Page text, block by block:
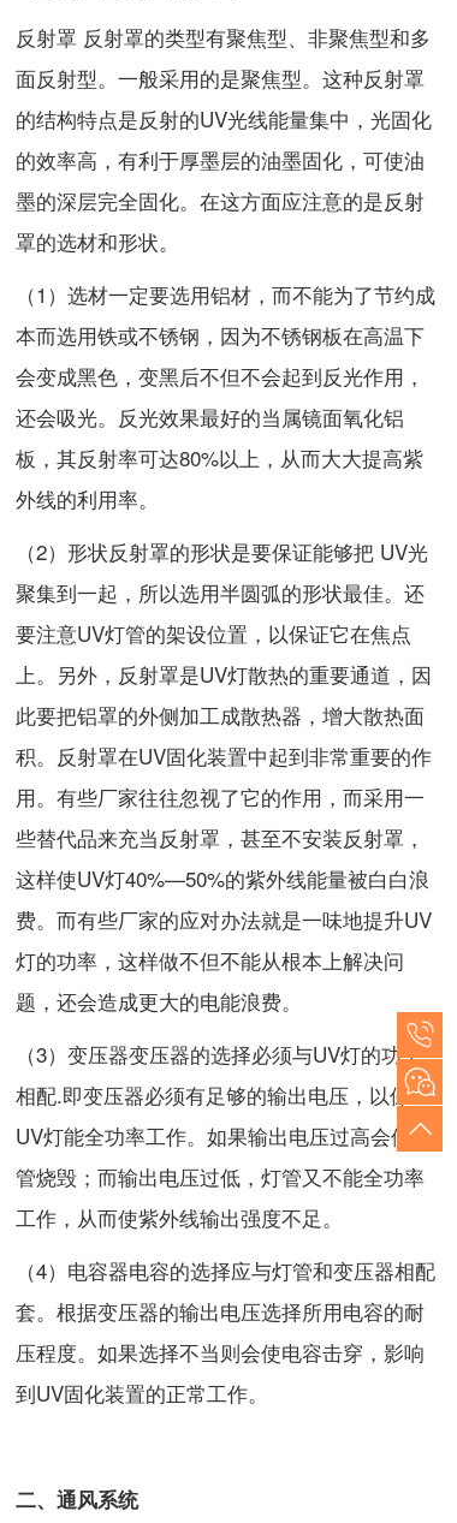
反射罩 反射罩的类型有聚焦型、非聚焦型和多
面反射型。一般采用的是聚焦型。这种反射罩
的结构特点是反射的UV光线能量集中，光固化
的效率高，有利于厚墨层的油墨固化，可使油
墨的深层完全固化。在这方面应注意的是反射
罩的选材和形状。
（1）选材一定要选用铝材，而不能为了节约成
本而选用铁或不锈钢，因为不锈钢板在高温下
会变成黑色，变黑后不但不会起到反光作用，
还会吸光。反光效果最好的当属镜面氧化铝
板，其反射率可达80%以上，从而大大提高紫
外线的利用率。
（2）形状反射罩的形状是要保证能够把 UV光
聚集到一起，所以选用半圆弧的形状最佳。还
要注意UV灯管的架设位置，以保证它在焦点
上。另外，反射罩是UV灯散热的重要通道，因
此要把铝罩的外侧加工成散热器，增大散热面
积。反射罩在UV固化装置中起到非常重要的作
用。有些厂家往往忽视了它的作用，而采用一
些替代品来充当反射罩，甚至不安装反射罩，
这样使UV灯40%—50%的紫外线能量被白白浪
费。而有些厂家的应对办法就是一味地提升UV
灯的功率，这样做不但不能从根本上解决问
题，还会造成更大的电能浪费。
（3）变压器变压器的选择必须与UV灯的功率
相配.即变压器必须有足够的输出电压，以保证
UV灯能全功率工作。如果输出电压过高会使灯
管烧毁；而输出电压过低，灯管又不能全功率
工作，从而使紫外线输出强度不足。
（4）电容器电容的选择应与灯管和变压器相配
套。根据变压器的输出电压选择所用电容的耐
压程度。如果选择不当则会使电容击穿，影响
到UV固化装置的正常工作。
二、通风系统